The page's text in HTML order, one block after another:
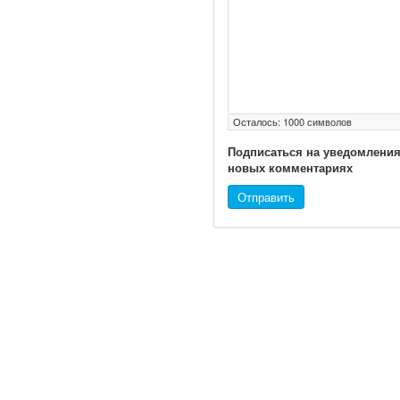
Осталось: 1000символов
Подписаться на
новых комментариях
Отправить